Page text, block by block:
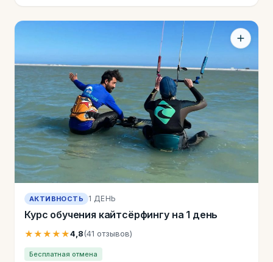
АКТИВНОСТЬ 1 ДЕНЬ
Курс обучения кайтсёрфингу на 1 день
★★★★★4,8(41 отзывов)
Бесплатная отмена